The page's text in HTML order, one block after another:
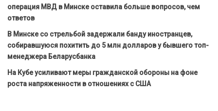
операция МВД в Минске оставила больше вопросов, чем
ответов
В Минске со стрельбой задержали банду иностранцев,
собиравшуюся похитить до 5 млн долларов у бывшего топ-
менеджера Беларусбанка
На Кубе усиливают меры гражданской обороны на фоне
роста напряженности в отношениях с США